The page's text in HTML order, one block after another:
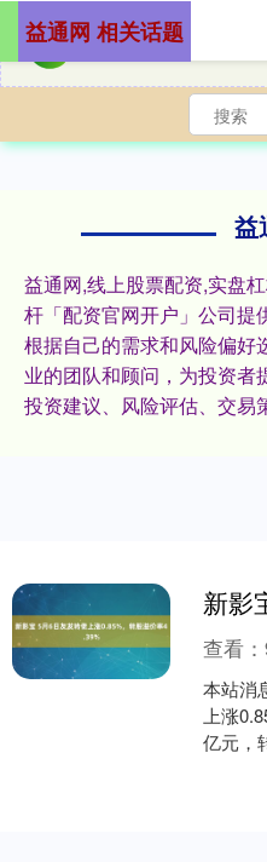
益
益通网,线上股票配资,实盘
杆「配资官网开户」公司提
根据自己的需求和风险偏好
业的团队和顾问，为投资者
投资建议、风险评估、交易
益通网 相关话题
查看：
本站消
上涨
亿元，